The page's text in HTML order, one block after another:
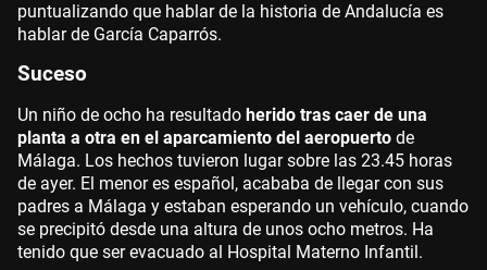
puntualizando que hablar de la historia de Andalucía es
hablar de García Caparrós.
Suceso
Un niño de ocho ha resultado herido tras caer de una
planta a otra en el aparcamiento del aeropuerto de
Málaga. Los hechos tuvieron lugar sobre las 23.45 horas
de ayer. El menor es español, acababa de llegar con sus
padres a Málaga y estaban esperando un vehículo, cuando
se precipitó desde una altura de unos ocho metros. Ha
tenido que ser evacuado al Hospital Materno Infantil.